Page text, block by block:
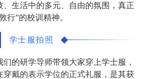
、生活中的多元、自由的氛围，真正
行”的校训精神。
学士服拍照
的研学导师带领大家穿上学士服，
穿戴的表示学位的正式礼服，是其获